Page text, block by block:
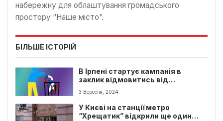
набережну для облаштування громадського
простору “Наше місто”.
БІЛЬШЕ ІСТОРІЙ
В Ірпені стартує кампанія в
заклик відмовитись від
російського контенту
3 Вересня, 2024
У Києві на станції метро
“Хрещатик” відкрили ще один